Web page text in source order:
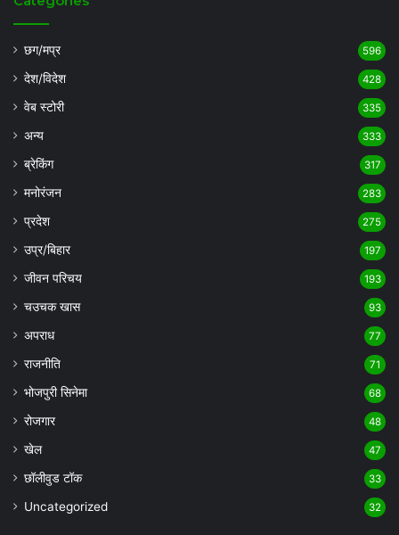
छग/मप्र 596
देश/विदेश 428
वेब स्टोरी 335
अन्य 333
ब्रेकिंग 317
मनोरंजन 283
प्रदेश 275
उप्र/बिहार 197
जीवन परिचय 193
चउचक खास 93
अपराध 77
राजनीति 71
भोजपुरी सिनेमा 68
रोजगार 48
खेल 47
छॉलीवुड टॉक 33
Uncategorized 32